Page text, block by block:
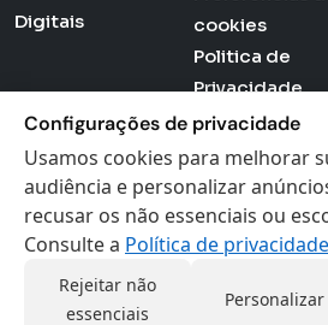
Digitais
cookies
Politica de
Privacidade
Termos de Uso
Actana © 2026 - Todos os
Configurações de privacidade
Usamos cookies para melhorar
audiência e personalizar
recusar os não essenciais ou
Consulte a Política de privacidade
Rejeitar não
essenciais
Personalizar